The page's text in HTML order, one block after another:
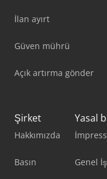
İlan ayırt
Güven mührü
Açık artırma gönder
Şirket
Hakkımızda
Basın
Yasal
Genel